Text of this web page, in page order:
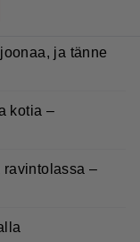
ja tänne
kotia –
–